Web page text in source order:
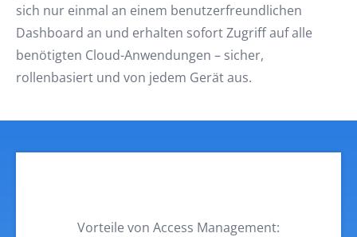
sich nur einmal an einem benutzerfreundlichen
Dashboard an und erhalten sofort Zugriff auf alle
benötigten Cloud-Anwendungen – sicher,
rollenbasiert und von jedem Gerät aus.
Vorteile von Access Management: